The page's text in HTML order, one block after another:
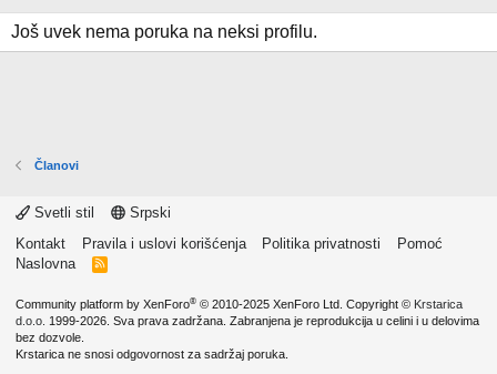
Još uvek nema poruka na neksi profilu.
Članovi
Svetli stil
Srpski
Kontakt
Pravila i uslovi korišćenja Politika privatnosti
Pomoć
Naslovna
R
Community platform by XenForo® © 2010-2025 XenForo Ltd. Copyright © Krstarica
d.o.o. 1999-2026. Sva prava zadržana. Zabranjena je reprodukcija u celini i u delovima
bez dozvole.
Krstarica ne snosi odgovornost za sadržaj poruka.